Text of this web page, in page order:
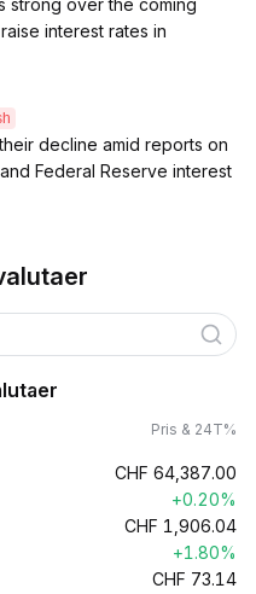
strong over the coming
interest rates in
decline amid reports on
Federal Reserve interest
Pris & 24T%
CHF 64,387.00
+0.20%
CHF 1,906.04
+1.80%
CHF 73.14